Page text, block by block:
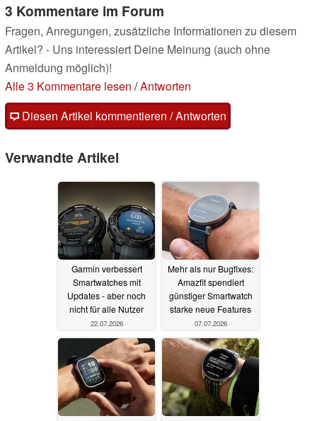
3 Kommentare im Forum
Fragen, Anregungen, zusätzliche Informationen zu diesem
Artikel? - Uns interessiert Deine Meinung (auch ohne
Anmeldung möglich)!
Alle 3 Kommentare lesen /Antworten
Diesen Artikel kommentieren / Antworten
Verwandte Artikel
Garmin verbessert
Smartwatches mit
Updates - aber noch
nicht für alle Nutzer
22.07.2026
Mehr als nur Bugfixes:
Amazfit spendiert
günstiger Smartwatch
starke neue Features
07.07.2026